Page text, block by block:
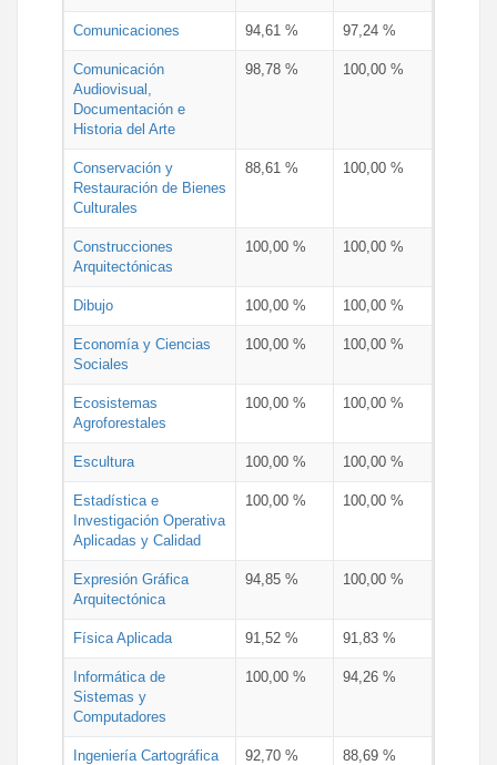
Comunicaciones 94,61 % 97,24 %
Comunicación
Audiovisual,
Documentación e
Historia del Arte
98,78 % 100,00 %
Conservación y
Restauración de Bienes
Culturales
88,61 % 100,00 %
Construcciones
Arquitectónicas
100,00 % 100,00 %
Dibujo 100,00 % 100,00 %
Economía y Ciencias
Sociales
100,00 % 100,00 %
Ecosistemas
Agroforestales
100,00 % 100,00 %
Escultura 100,00 % 100,00 %
Estadística e
Investigación Operativa
Aplicadas y Calidad
100,00 % 100,00 %
Expresión Gráfica
Arquitectónica
94,85 % 100,00 %
Física Aplicada 91,52 % 91,83 %
Informática de
Sistemas y
Computadores
100,00 % 94,26 %
Ingeniería Cartográfica
92,70 % 88,69 %